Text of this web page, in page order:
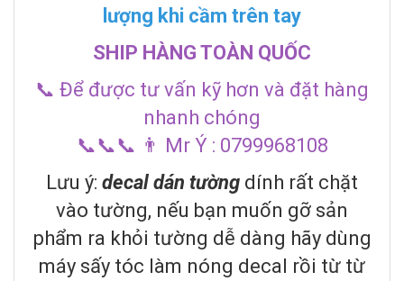
lượng khi cầm trên tay
SHIP HÀNG TOÀN QUỐC
📞 Để được tư vấn kỹ hơn và đặt hàng
nhanh chóng
📞📞📞 👨 Mr Ý : 0799968108
Lưu ý: decal dán tường dính rất chặt
vào tường, nếu bạn muốn gỡ sản
phẩm ra khỏi tường dễ dàng hãy dùng
máy sấy tóc làm nóng decal rồi từ từ